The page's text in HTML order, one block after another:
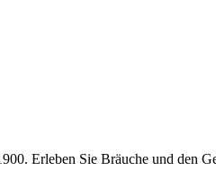
Erleben Sie Bräuche und den